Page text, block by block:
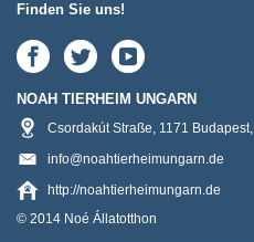
Finden Sie uns!
NOAH TIERHEIM UNGARN
Csordakút Straße, 1171 Budapest,
info@noahtierheimungarn.de
http://noahtierheimungarn.de
© 2014 Noé Állatotthon